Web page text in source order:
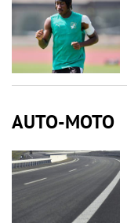
AUTO-MOTO